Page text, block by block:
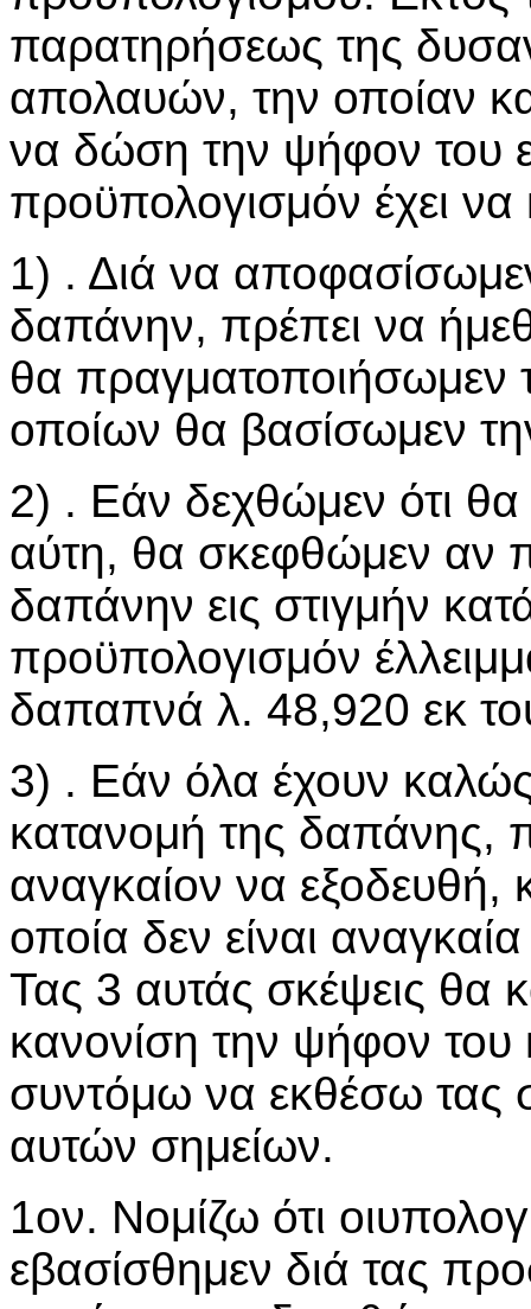
παρατηρήσεως της
απολαυών, την οποίαν
να δώση την ψήφον του
προϋπολογισμόν έχει
1) . Διά να
δαπάνην, πρέπει να
θα πραγματοποιήσωμεν
οποίων θα βασίσωμεν
2) . Εάν δεχθώμεν ότι
αύτη, θα σκεφθώμεν αν
δαπάνην εις στιγμήν
προϋπολογισμόν
δαπαπνά λ. 48,920 εκ
3) . Εάν όλα έχουν
κατανομή της δαπάνης,
αναγκαίον να εξοδευθή,
οποία δεν είναι
Τας 3 αυτάς σκέψεις θα
κανονίση την ψήφον του
συντόμω να εκθέσω τας
αυτών σημείων.
1ον. Νομίζω ότι
εβασίσθημεν διά τας